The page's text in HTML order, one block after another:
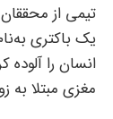
تیمی از محققان
یک باکتری
انسان را
مغزی مبتلا